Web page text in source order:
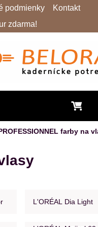
0 €
podmienky
Kontakt
zdarma!
farby na
L'ORÉAL Dia Light